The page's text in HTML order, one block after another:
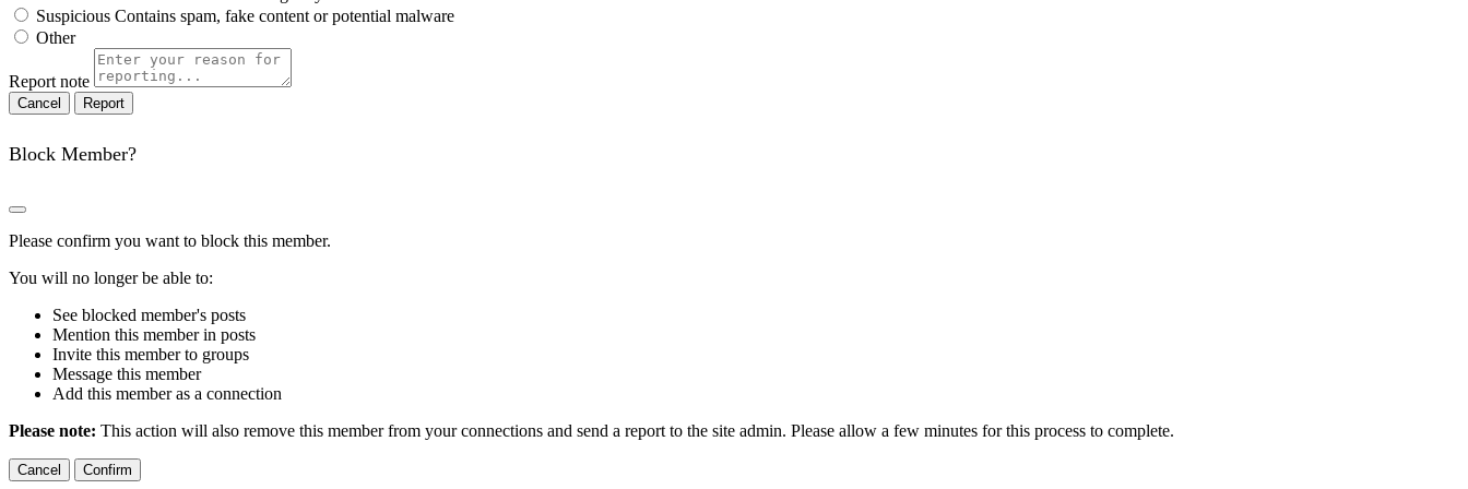
Suspicious Contains spam, fake content or potential malware
Other
Report note
Report
Block Member?
Please confirm you want to block this member.
You will no longer be able to:
See blocked member's posts
Mention this member in posts
Invite this member to groups
Message this member
Add this member as a connection
Please note: This action will also remove this member from your connections and send a report to the site admin. Please allow a few minutes for this process to complete.
Confirm